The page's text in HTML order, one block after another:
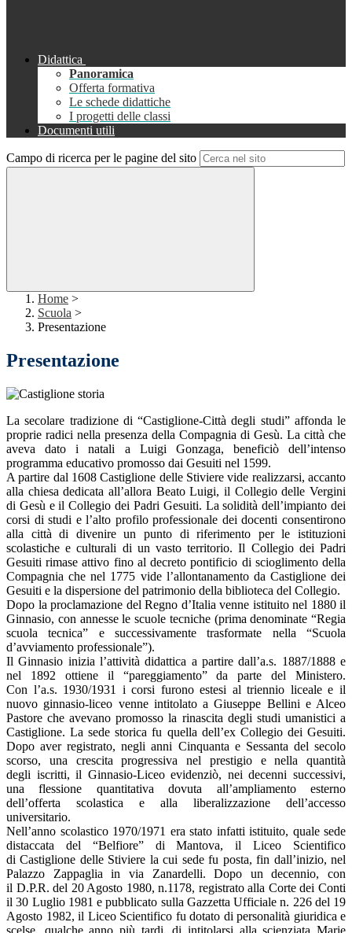
Didattica
Panoramica
Offerta formativa
Le schede didattiche
I progetti delle classi
Documenti utili
Campo di ricerca per le pagine del sito
Home >
Scuola >
Presentazione
Presentazione
La secolare tradizione di “Castiglione-Città degli studi” affonda le
proprie radici nella presenza della Compagnia di Gesù. La città che
aveva dato i natali a Luigi Gonzaga, beneficiò dell’intenso
programma educativo promosso dai Gesuiti nel 1599.
A partire dal 1608 Castiglione delle Stiviere vide realizzarsi, accanto
alla chiesa dedicata all’allora Beato Luigi, il Collegio delle Vergini
di Gesù e il Collegio dei Padri Gesuiti. La solidità dell’impianto dei
corsi di studi e l’alto profilo professionale dei docenti consentirono
alla città di divenire un punto di riferimento per le istituzioni
scolastiche e culturali di un vasto territorio. Il Collegio dei Padri
Gesuiti rimase attivo fino al decreto pontificio di scioglimento della
Compagnia che nel 1775 vide l’allontanamento da Castiglione dei
Gesuiti e la dispersione del patrimonio della biblioteca del Collegio.
Dopo la proclamazione del Regno d’Italia venne istituito nel 1880 il
Ginnasio, con annesse le scuole tecniche (prima denominate “Regia
scuola tecnica” e successivamente trasformate nella “Scuola
d’avviamento professionale”).
Il Ginnasio inizia l’attività didattica a partire dall’a.s. 1887/1888 e
nel 1892 ottiene il “pareggiamento” da parte del Ministero.
Con l’a.s. 1930/1931 i corsi furono estesi al triennio liceale e il
nuovo ginnasio-liceo venne intitolato a Giuseppe Bellini e Alceo
Pastore che avevano promosso la rinascita degli studi umanistici a
Castiglione. La sede storica fu quella dell’ex Collegio dei Gesuiti.
Dopo aver registrato, negli anni Cinquanta e Sessanta del secolo
scorso, una crescita progressiva nel prestigio e nella quantità
degli iscritti, il Ginnasio-Liceo evidenziò, nei decenni successivi,
una flessione quantitativa dovuta all’ampliamento esterno
dell’offerta scolastica e alla liberalizzazione dell’accesso
universitario.
Nell’anno scolastico 1970/1971 era stato infatti istituito, quale sede
distaccata del “Belfiore” di Mantova, il Liceo Scientifico
di Castiglione delle Stiviere la cui sede fu posta, fin dall’inizio, nel
Palazzo Zappaglia in via Zanardelli. Dopo un decennio, con
il D.P.R. del 20 Agosto 1980, n.1178, registrato alla Corte dei Conti
il 30 Luglio 1981 e pubblicato sulla Gazzetta Ufficiale n. 226 del 19
Agosto 1982, il Liceo Scientifico fu dotato di personalità giuridica e